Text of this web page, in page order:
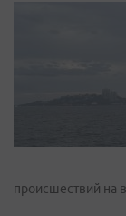
происшествий на